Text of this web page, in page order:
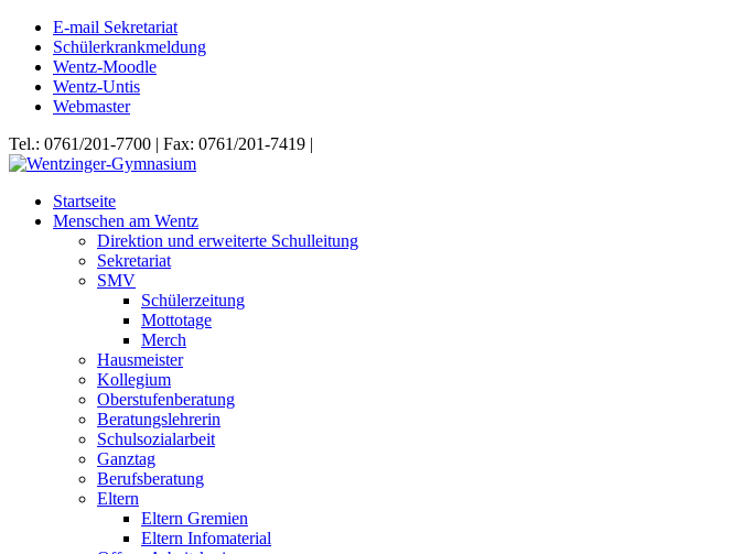
E-mail Sekretariat
Schülerkrankmeldung
Wentz-Moodle
Wentz-Untis
Webmaster
Tel.: 0761/201-7700 | Fax: 0761/201-7419 |
Startseite
Menschen am Wentz
Direktion und erweiterte Schulleitung
Sekretariat
SMV
Schülerzeitung
Mottotage
Merch
Hausmeister
Kollegium
Oberstufenberatung
Beratungslehrerin
Schulsozialarbeit
Ganztag
Berufsberatung
Eltern
Eltern Gremien
Eltern Infomaterial